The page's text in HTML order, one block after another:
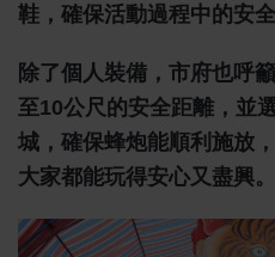
鞋，確保活動過程中的安全
除了個人裝備，市府也呼
至10公尺的安全距離，並
城，確保蜂炮能順利施放
大家都能玩得安心又盡興。